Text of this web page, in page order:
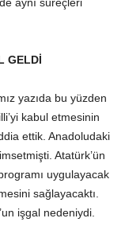
GELDİ
yazıda bu yüzden
kabul etmesinin
ettik. Anadoludaki
Atatürk’ün
uygulayacak
sağlayacaktı.
işgal nedeniydi.